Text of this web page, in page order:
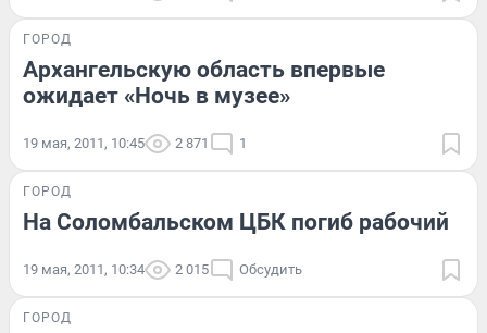
ГОРОД
Архангельскую область впервые
ожидает «Ночь в музее»
19 мая, 2011, 10:45 2 871 1
ГОРОД
На Соломбальском ЦБК погиб рабочий
19 мая, 2011, 10:34 2 015 Обсудить
ГОРОД